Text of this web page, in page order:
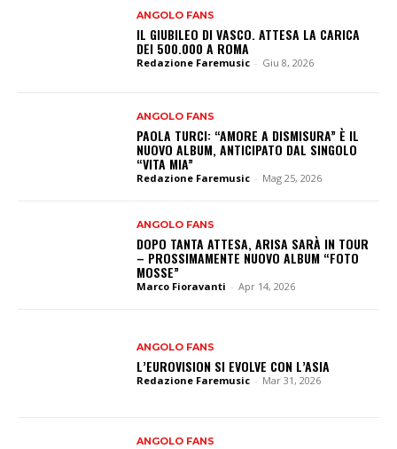
ANGOLO FANS
IL GIUBILEO DI VASCO. ATTESA LA CARICA
DEI 500.000 A ROMA
Redazione Faremusic - Giu 8, 2026
ANGOLO FANS
PAOLA TURCI: “AMORE A DISMISURA” È IL
NUOVO ALBUM, ANTICIPATO DAL SINGOLO
“VITA MIA”
Redazione Faremusic - Mag 25, 2026
ANGOLO FANS
DOPO TANTA ATTESA, ARISA SARÀ IN TOUR
– PROSSIMAMENTE NUOVO ALBUM “FOTO
MOSSE”
Marco Fioravanti - Apr 14, 2026
ANGOLO FANS
L’EUROVISION SI EVOLVE CON L’ASIA
Redazione Faremusic - Mar 31, 2026
ANGOLO FANS